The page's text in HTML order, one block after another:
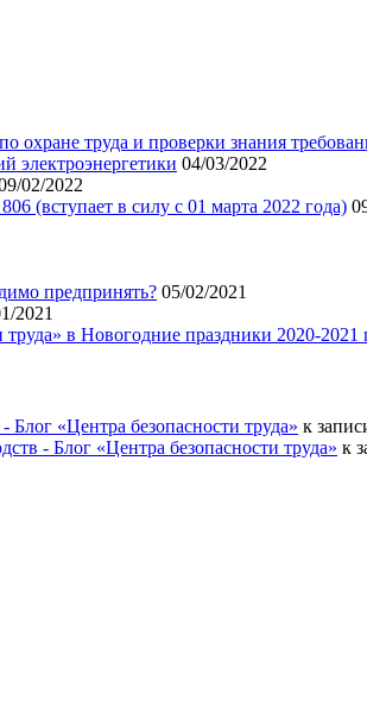
труда и проверки знания
электроэнергетики 04/03/2022
02/2022
(вступает в силу с 01 марта 2022 года)
предпринять? 05/02/2021
2021
в Новогодние праздники 2020-2021
«Центра безопасности труда» к
- Блог «Центра безопасности труда» к